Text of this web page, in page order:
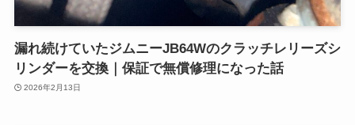
漏れ続けていたジムニーJB64Wのクラッチレリーズシ
リンダーを交換｜保証で無償修理になった話
2026年2月13日